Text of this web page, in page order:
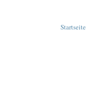
Startseite